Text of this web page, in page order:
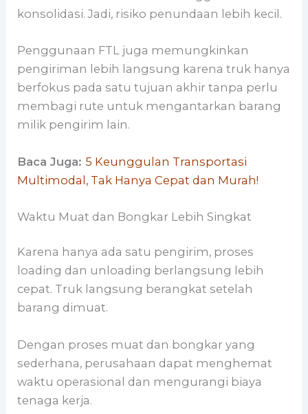
konsolidasi. Jadi, risiko penundaan lebih kecil.
Penggunaan FTL juga memungkinkan
pengiriman lebih langsung karena truk hanya
berfokus pada satu tujuan akhir tanpa perlu
membagi rute untuk mengantarkan barang
milik pengirim lain.
Baca Juga:5 Keunggulan Transportasi
Multimodal, Tak Hanya Cepat dan Murah!
Waktu Muat dan Bongkar Lebih Singkat
Karena hanya ada satu pengirim, proses
loading dan unloading berlangsung lebih
cepat. Truk langsung berangkat setelah
barang dimuat.
Dengan proses muat dan bongkar yang
sederhana, perusahaan dapat menghemat
waktu operasional dan mengurangi biaya
tenaga kerja.